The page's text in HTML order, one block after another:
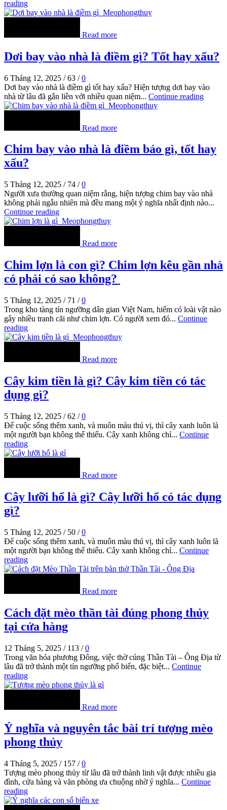
reading
Read more
Dơi bay vào nhà là điềm gì? Tốt hay xấu?
6 Tháng 12, 2025 / 63 / 0
Dơi bay vào nhà là điềm gì tốt hay xấu? Hiện tượng dơi bay vào
nhà từ lâu đã gắn liền với nhiều quan niệm... Continue reading
Read more
Chim bay vào nhà là điềm báo gì, tốt hay
xấu?
5 Tháng 12, 2025 / 74 / 0
Người xưa thường quan niệm rằng, hiện tượng chim bay vào nhà
không phải ngẫu nhiên mà đều mang một ý nghĩa nhất định nào...
Continue reading
Read more
Chim lợn là con gì? Chim lợn kêu gần nhà
có phải có sao không?
5 Tháng 12, 2025 / 71 / 0
Trong kho tàng tín ngưỡng dân gian Việt Nam, hiếm có loài vật nào
gây nhiều tranh cãi như chim lợn. Có người xem đó... Continue
reading
Read more
Cây kim tiền là gì? Cây kim tiền có tác
dụng gì?
5 Tháng 12, 2025 / 62 / 0
Để cuộc sống thêm xanh, và muôn màu thú vị, thì cây xanh luôn là
một người bạn không thể thiếu. Cây xanh không chỉ... Continue
reading
Read more
Cây lưỡi hổ là gì? Cây lưỡi hổ có tác dụng
gì?
5 Tháng 12, 2025 / 50 / 0
Để cuộc sống thêm xanh, và muôn màu thú vị, thì cây xanh luôn là
một người bạn không thể thiếu. Cây xanh không chỉ... Continue
reading
Read more
Cách đặt mèo thần tài đúng phong thủy
tại cửa hàng
12 Tháng 5, 2025 / 113 / 0
Trong văn hóa phương Đông, việc thờ cúng Thần Tài – Ông Địa từ
lâu đã trở thành một tín ngưỡng phổ biến, đặc biệt... Continue
reading
Read more
Ý nghĩa và nguyên tắc bài trí tượng mèo
phong thủy
4 Tháng 5, 2025 / 157 / 0
Tượng mèo phong thủy từ lâu đã trở thành linh vật được nhiều gia
đình, cửa hàng và văn phòng ưa chuộng nhờ ý nghĩa... Continue
reading